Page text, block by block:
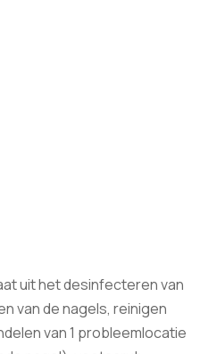
uit het desinfecteren van
van de nagels, reinigen
van 1 probleemlocatie